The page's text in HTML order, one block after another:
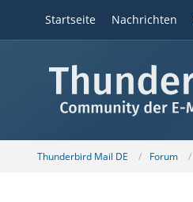
Startseite Nachrichten
Thunderbird Mail DE Forum